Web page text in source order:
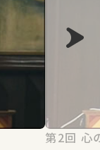
第2